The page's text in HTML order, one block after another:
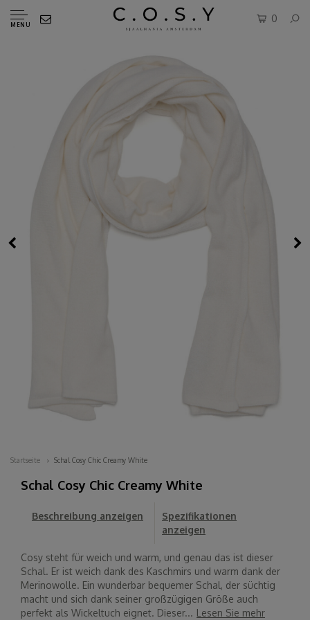
MENU
0
Startseite Schal Cosy Chic Creamy White
Schal Cosy Chic Creamy White
Beschreibung anzeigen
Spezifikationen
anzeigen
Cosy steht für weich und warm, und genau das ist dieser
Schal. Er ist weich dank des Kaschmirs und warm dank der
Merinowolle. Ein wunderbar bequemer Schal, der süchtig
macht und sich dank seiner großzügigen Größe auch
perfekt als Wickeltuch eignet. Dieser... Lesen Sie mehr